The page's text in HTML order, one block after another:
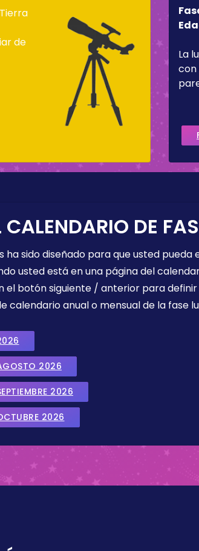
de
La
con
DE
ha sido diseñado para que usted
usted está en una página del
botón siguiente / anterior para
calendario anual o mensual de la fase
2026
2026
2026